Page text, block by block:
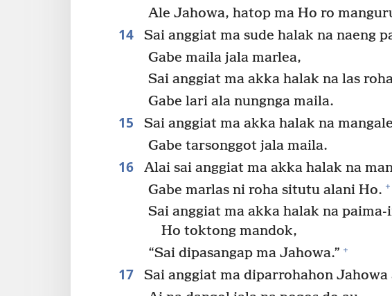
Ale Jahowa, hatop ma Ho ro
14
Sai anggiat ma sude halak na naeng
Gabe maila jala marlea,
Sai anggiat ma akka halak na las
Gabe lari ala nungnga maila.
15
Sai anggiat ma akka halak na
Gabe tarsonggot jala maila.
16 Alai sai anggiat ma akka halak na
Gabe marlas ni roha situtu alani Ho. +
Sai anggiat ma akka halak na
Ho toktong mandok,
“Sai dipasangap ma Jahowa.” +
17
Sai anggiat ma diparrohahon Jahowa